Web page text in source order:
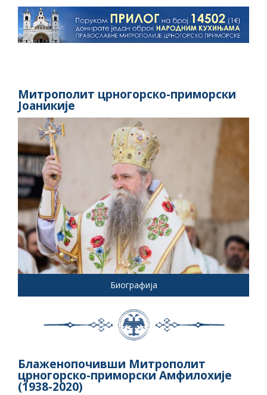
Митрополит црногорско-приморски
Јоаникије
Биографија
Блаженопочивши Митрополит
црногорско-приморски Амфилохије
(1938-2020)